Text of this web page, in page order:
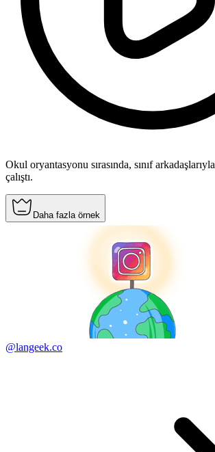
Okul oryantasyonu sırasında, sınıf arkadaşlarıyla
çalıştı.
Daha fazla örnek
@langeek.co